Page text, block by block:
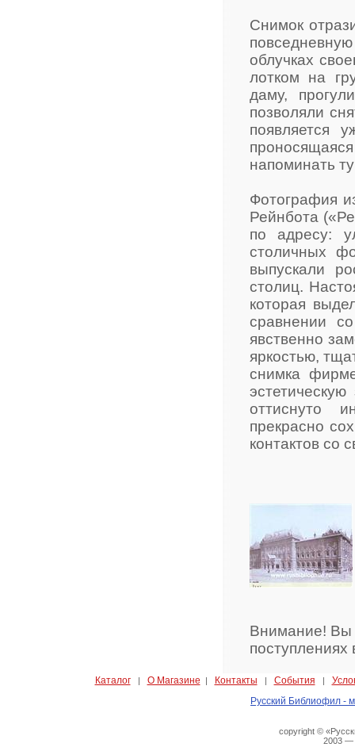
Снимок
облучках
лотком на
даму,
позволяли
появляется
напоминать
Фотография
Рейнбота
по адресу:
столичных
выпускали
столиц.
которая
сравнении
явственно
яркостью,
снимка
оттиснуто
прекрасно
контактов со
Внимание! Вы
Каталог| О Магазине | Контакты | События |
Русский Библиофил -
copyright ©
2003 —